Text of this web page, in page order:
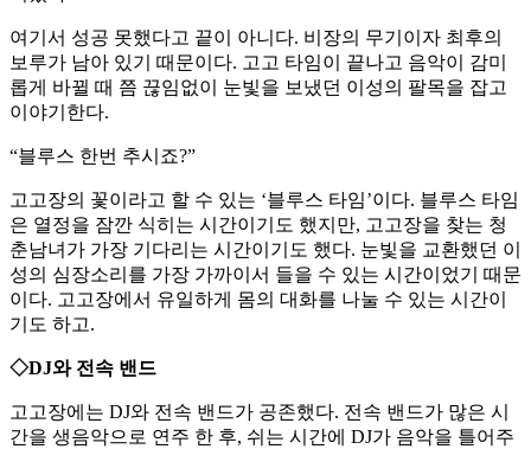
여기서 성공 못했다고 끝이 아니다. 비장의 무기이자 최후의
보루가 남아 있기 때문이다. 고고 타임이 끝나고 음악이 감미
롭게 바뀔 때 쯤 끊임없이 눈빛을 보냈던 이성의 팔목을 잡고
이야기한다.
“블루스 한번 추시죠?”
고고장의 꽃이라고 할 수 있는 ‘블루스 타임’이다. 블루스 타임
은 열정을 잠깐 식히는 시간이기도 했지만, 고고장을 찾는 청
춘남녀가 가장 기다리는 시간이기도 했다. 눈빛을 교환했던 이
성의 심장소리를 가장 가까이서 들을 수 있는 시간이었기 때문
이다. 고고장에서 유일하게 몸의 대화를 나눌 수 있는 시간이
기도 하고.
◇DJ와 전속 밴드
고고장에는 DJ와 전속 밴드가 공존했다. 전속 밴드가 많은 시
간을 생음악으로 연주 한 후, 쉬는 시간에 DJ가 음악을 틀어주